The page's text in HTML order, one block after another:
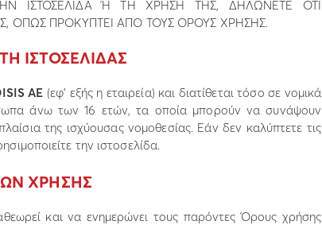
ΙΣΤΟΣΕΛΙ∆Α Ή ΤΗ ΧΡΗΣΗ ΤΗΣ, ∆ΗΛΩΝΕΤΕ ΟΤΙ
ΟΠΩΣ ΠΡΟΚΥΠΤΕΙ ΑΠΟ ΤΟΥΣ ΟΡΟΥΣ ΧΡΗΣΗΣ.
ΙΣΤΟΣΕΛΙ∆ΑΣ
AE (εφ’ εξής η εταιρεία) και διατίθεται τόσο σε νοµικά
άνω των 16 ετών, τα οποία µπορούν να συνάψουν
της ισχύουσας νοµοθεσίας. Εάν δεν καλύπτετε τις
την ιστοσελίδα.
ΧΡΗΣΗΣ
και να ενηµερώνει τους παρόντες Όρους χρήσης